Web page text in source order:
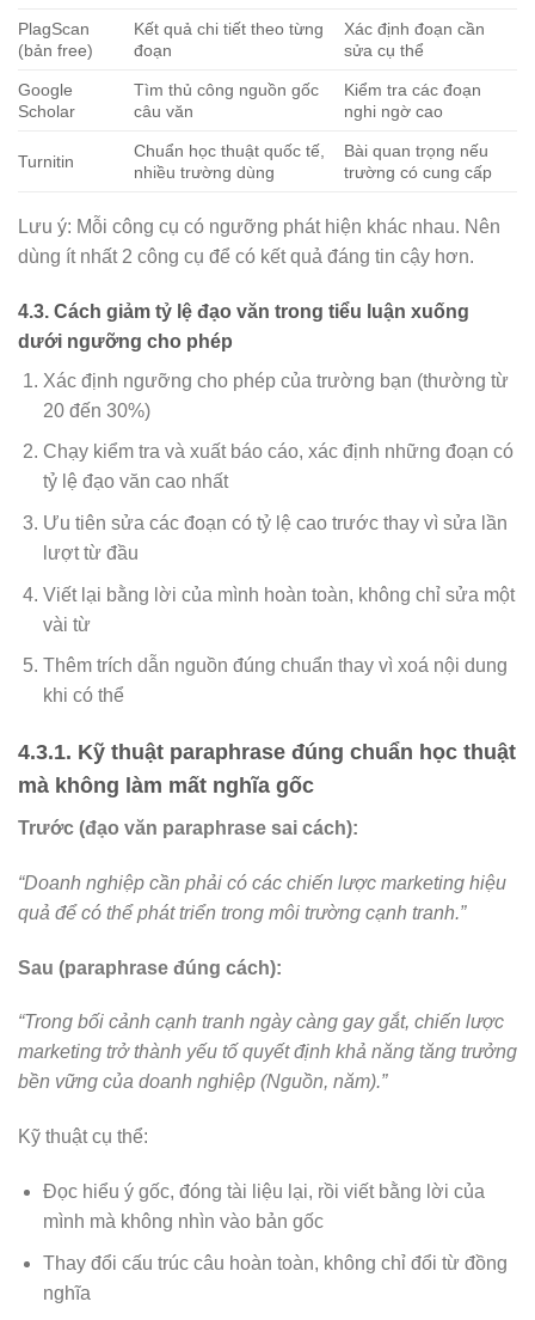
PlagScan
(bản free)
Kết quả chi tiết theo từng
đoạn
Xác định đoạn cần
sửa cụ thể
Google
Scholar
Tìm thủ công nguồn gốc
câu văn
Kiểm tra các đoạn
nghi ngờ cao
Turnitin
Chuẩn học thuật quốc tế,
nhiều trường dùng
Bài quan trọng nếu
trường có cung cấp
Lưu ý: Mỗi công cụ có ngưỡng phát hiện khác nhau. Nên
dùng ít nhất 2 công cụ để có kết quả đáng tin cậy hơn.
4.3. Cách giảm tỷ lệ đạo văn trong tiểu luận xuống
dưới ngưỡng cho phép
Xác định ngưỡng cho phép của trường bạn (thường từ
20 đến 30%)
Chạy kiểm tra và xuất báo cáo, xác định những đoạn có
tỷ lệ đạo văn cao nhất
Ưu tiên sửa các đoạn có tỷ lệ cao trước thay vì sửa lần
lượt từ đầu
Viết lại bằng lời của mình hoàn toàn, không chỉ sửa một
vài từ
Thêm trích dẫn nguồn đúng chuẩn thay vì xoá nội dung
khi có thể
4.3.1. Kỹ thuật paraphrase đúng chuẩn học thuật
mà không làm mất nghĩa gốc
Trước (đạo văn paraphrase sai cách):
“Doanh nghiệp cần phải có các chiến lược marketing hiệu
quả để có thể phát triển trong môi trường cạnh tranh.”
Sau (paraphrase đúng cách):
“Trong bối cảnh cạnh tranh ngày càng gay gắt, chiến lược
marketing trở thành yếu tố quyết định khả năng tăng trưởng
bền vững của doanh nghiệp (Nguồn, năm).”
Kỹ thuật cụ thể:
Đọc hiểu ý gốc, đóng tài liệu lại, rồi viết bằng lời của
mình mà không nhìn vào bản gốc
Thay đổi cấu trúc câu hoàn toàn, không chỉ đổi từ đồng
nghĩa